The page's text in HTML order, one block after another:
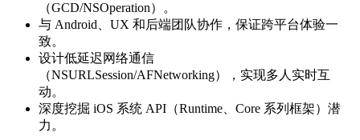
（GCD/NSOperation）。
与 Android、UX 和后端团队协作，保证跨平台体验一
致。
设计低延迟网络通信
（NSURLSession/AFNetworking），实现多人实时互
动。
深度挖掘 iOS 系统 API（Runtime、Core 系列框架）潜
力。